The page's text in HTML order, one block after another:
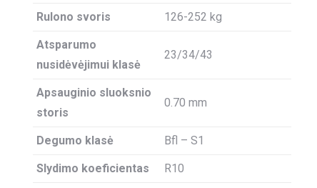
Rulono svoris 126-252 kg
Atsparumo
nusidėvėjimui klasė
23/34/43
Apsauginio sluoksnio
storis
0.70 mm
Degumo klasė Bfl – S1
Slydimo koeficientas R10